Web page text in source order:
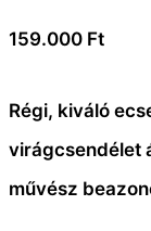
159.000 Ft
Régi, kiváló
virágcsendélet
művész